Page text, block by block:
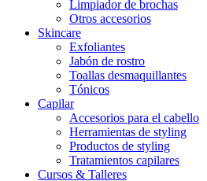
Limpiador de brochas
Otros accesorios
Skincare
Exfoliantes
Jabón de rostro
Toallas desmaquillantes
Tónicos
Capilar
Accesorios para el cabello
Herramientas de styling
Productos de styling
Tratamientos capilares
Cursos & Talleres